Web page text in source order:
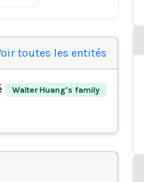
toutes les entités
Walter Huang's family